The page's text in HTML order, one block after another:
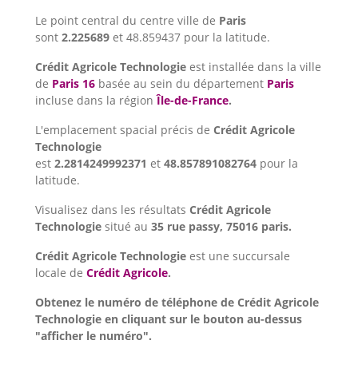
Le point central du centre ville de Paris
sont 2.225689 et 48.859437 pour la latitude.
Crédit Agricole Technologie est installée dans la ville
de Paris 16 basée au sein du département Paris
incluse dans la régionÎle-de-France.
L'emplacement spacial précis de Crédit Agricole
Technologie
est 2.2814249992371 et 48.857891082764 pour la
latitude.
Visualisez dans les résultats Crédit Agricole
Technologie situé au 35 rue passy, 75016 paris.
Crédit Agricole Technologie est une succursale
locale de Crédit Agricole.
Obtenez le numéro de téléphone de Crédit Agricole
Technologie en cliquant sur le bouton au-dessus
"afficher le numéro".